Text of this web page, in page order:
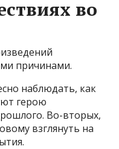
во
причинами.
наблюдать, как
герою
Во-вторых,
взглянуть на